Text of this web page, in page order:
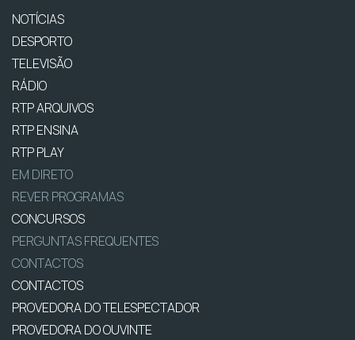
NOTÍCIAS
DESPORTO
TELEVISÃO
RÁDIO
RTP ARQUIVOS
RTP ENSINA
RTP PLAY
EM DIRETO
REVER PROGRAMAS
CONCURSOS
PERGUNTAS FREQUENTES
CONTACTOS
CONTACTOS
PROVEDORA DO TELESPECTADOR
PROVEDORA DO OUVINTE